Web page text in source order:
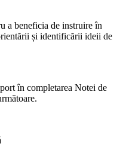
a beneficia de instruire în
și identificării ideii de
în completarea Notei de